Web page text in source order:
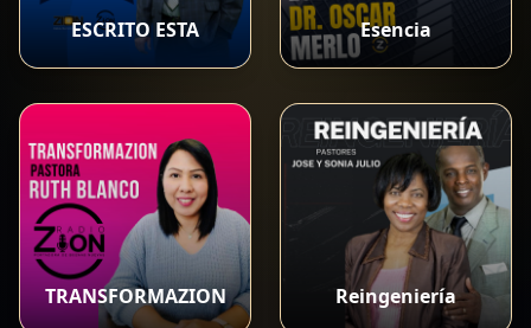
ESCRITO ESTA Esencia
TRANSFORMAZION Reingeniería